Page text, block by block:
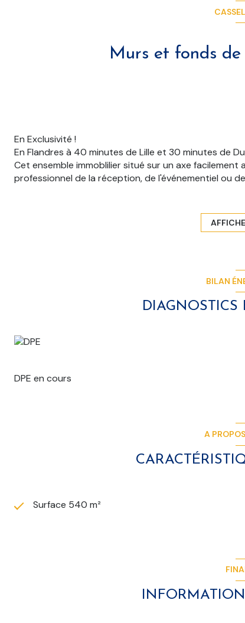
En Exclusivité !
En Flandres à 40 minutes de Lille et 30 minutes de
Cet ensemble immoblilier situé sur un axe
professionnel de la réception, de l'événementiel ou
logement pouvant accueilir 8 à 10 personnes.
Le rez-de-chaussée est composé d'un hall, d'une
A l'extérieur : un beau patio aménagé et un parking
Cet ensemble comprend les murs et le fonds de
Rens et visite au 03.28.42.45.90
Les informations sur les risques auxquels ce bien est
BILAN
DIAGNOSTICS
DPE en cours
A
Surface 540 m²